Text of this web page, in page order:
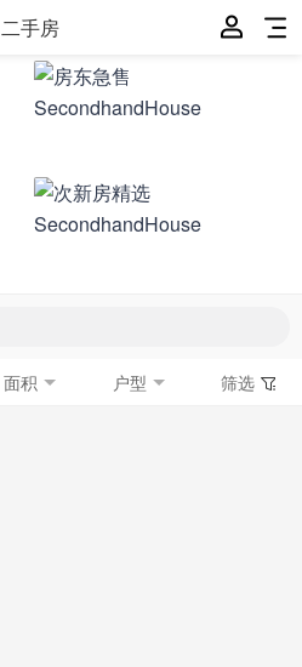
二手房
面积 户型 筛选